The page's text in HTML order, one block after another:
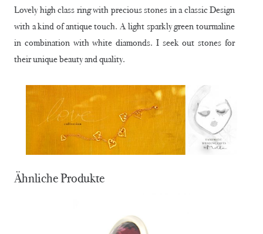
Lovely high class ring with precious stones in a classic Design
with a kind of antique touch. A light sparkly green tourmaline
in combination with white diamonds. I seek out stones for
their unique beauty and quality.
Ähnliche Produkte